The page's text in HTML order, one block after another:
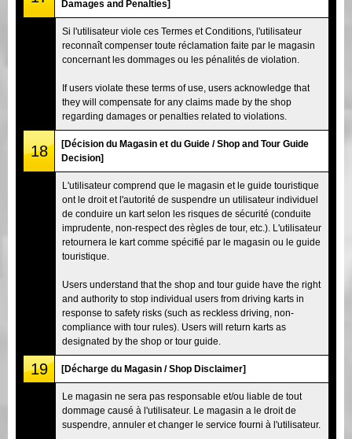
Damages and Penalties]
Si l'utilisateur viole ces Termes et Conditions, l'utilisateur
reconnaît compenser toute réclamation faite par le magasin
concernant les dommages ou les pénalités de violation.
If users violate these terms of use, users acknowledge that
they will compensate for any claims made by the shop
regarding damages or penalties related to violations.
18
[Décision du Magasin et du Guide / Shop and Tour Guide
Decision]
L'utilisateur comprend que le magasin et le guide touristique
ont le droit et l'autorité de suspendre un utilisateur individuel
de conduire un kart selon les risques de sécurité (conduite
imprudente, non-respect des règles de tour, etc.). L'utilisateur
retournera le kart comme spécifié par le magasin ou le guide
touristique.
Users understand that the shop and tour guide have the right
and authority to stop individual users from driving karts in
response to safety risks (such as reckless driving, non-
compliance with tour rules). Users will return karts as
designated by the shop or tour guide.
19 [Décharge du Magasin / Shop Disclaimer]
Le magasin ne sera pas responsable et/ou liable de tout
dommage causé à l'utilisateur. Le magasin a le droit de
suspendre, annuler et changer le service fourni à l'utilisateur.